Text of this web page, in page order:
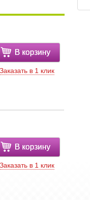
В корзину
Заказать в 1 клик
В корзину
Заказать в 1 клик